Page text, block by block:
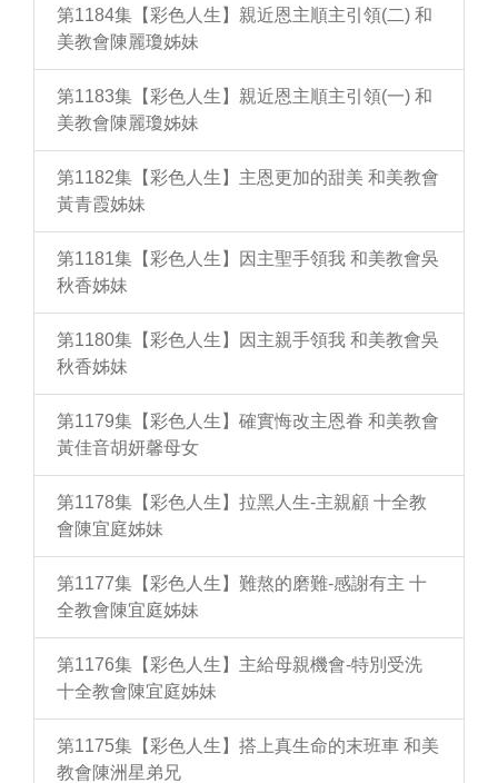
第1184集【彩色人生】親近恩主順主引領(二) 和
美教會陳麗瓊姊妹
第1183集【彩色人生】親近恩主順主引領(一) 和
美教會陳麗瓊姊妹
第1182集【彩色人生】主恩更加的甜美 和美教會
黃青霞姊妹
第1181集【彩色人生】因主聖手領我 和美教會吳
秋香姊妹
第1180集【彩色人生】因主親手領我 和美教會吳
秋香姊妹
第1179集【彩色人生】確實悔改主恩眷 和美教會
黃佳音胡妍馨母女
第1178集【彩色人生】拉黑人生-主親顧 十全教
會陳宜庭姊妹
第1177集【彩色人生】難熬的磨難-感謝有主 十
全教會陳宜庭姊妹
第1176集【彩色人生】主給母親機會-特別受洗
十全教會陳宜庭姊妹
第1175集【彩色人生】搭上真生命的末班車 和美
教會陳洲星弟兄